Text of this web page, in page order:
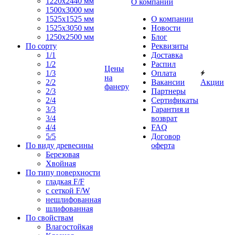
1500х3000 мм
1525x1525 мм
1525х3050 мм
1250х2500 мм
По сорту
1/1
1/2
1/3
2/2
2/3
2/4
3/3
3/4
4/4
5/5
По виду древесины
Березовая
Хвойная
По типу поверхности
гладкая F/F
с сеткой F/W
нешлифованная
шлифованная
По свойствам
Влагостойкая
Цены
на
фанеру
О компании
О компании
Новости
Блог
Реквизиты
Доставка
Распил
Оплата
Вакансии
Партнеры
Сертификаты
Гарантия и
возврат
FAQ
Договор
оферта
Акции